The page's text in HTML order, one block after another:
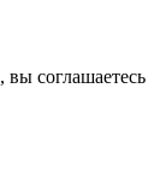
соглашаетесь